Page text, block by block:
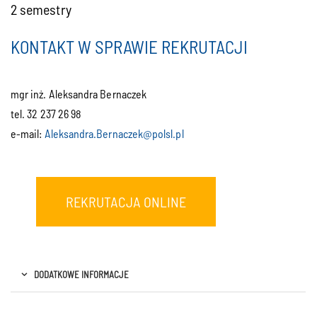
2 semestry
KONTAKT W SPRAWIE REKRUTACJI
mgr inż. Aleksandra Bernaczek
tel. 32 237 26 98
e-mail: Aleksandra.Bernaczek@polsl.pl
REKRUTACJA ONLINE
DODATKOWE INFORMACJE